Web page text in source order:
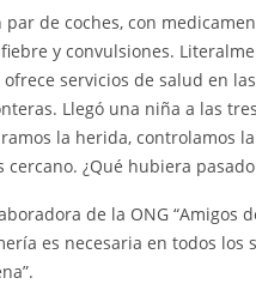
de coches, con
y convulsiones.
servicios de salud en
Llegó una niña a las
la herida, controlamos
¿Qué hubiera
de la ONG
es necesaria en todos